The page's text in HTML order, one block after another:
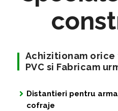
Achizitionam
PVC si Fabricam
Distantieri pentru
cofraje